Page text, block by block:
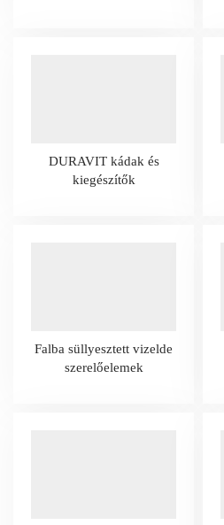
DURAVIT kádak és
kiegészítők
Falba süllyesztett vizelde
szerelőelemek